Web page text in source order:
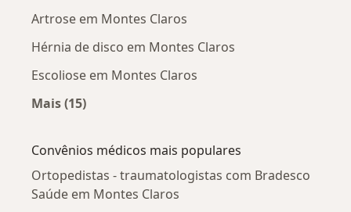
Artrose em Montes Claros
Hérnia de disco em Montes Claros
Escoliose em Montes Claros
Mais (15)
Convênios médicos mais populares
Ortopedistas - traumatologistas com Bradesco
Saúde em Montes Claros